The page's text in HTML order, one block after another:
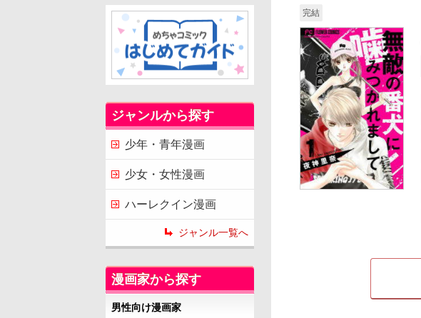
完結
ジャンルから探す
少年・青年漫画
少女・女性漫画
ハーレクイン漫画
ジャンル一覧へ
漫画家から探す
男性向け漫画家